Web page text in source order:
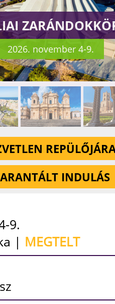
2026. november 4-9.
INDULÁS
9.
| MEGTELT